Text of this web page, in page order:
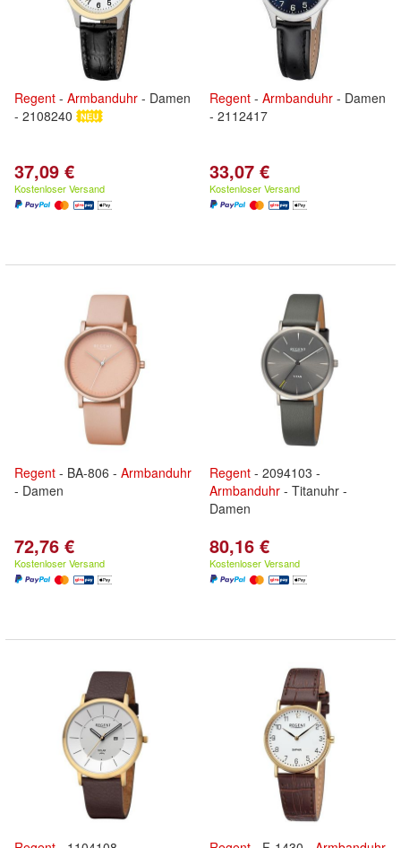
Regent - Armbanduhr - Damen
- 2108240
37,09 €
Kostenloser Versand
Regent - Armbanduhr - Damen
- 2112417
33,07 €
Kostenloser Versand
Regent - BA-806 - Armbanduhr
- Damen
72,76 €
Kostenloser Versand
Regent - 2094103 -
Armbanduhr - Titanuhr -
Damen
80,16 €
Kostenloser Versand